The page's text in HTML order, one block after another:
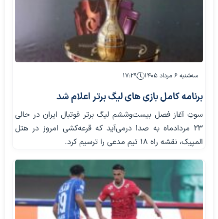
سه‌شنبه ۶ مرداد ۱۴۰۵ ۱۷:۲۹
برنامه کامل بازی های لیگ برتر اعلام شد
سوتِ آغاز فصل بیست‌وششم لیگ برتر فوتبال ایران در حالی
۲۳ مردادماه به صدا درمی‌آید که قرعه‌کشی امروز در هتل
المپیک، نقشه راه ۱۸ تیم مدعی را ترسیم کرد.